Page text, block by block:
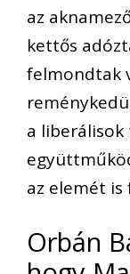
az
kettős
felmondtak
a
az elemét is
Orbán